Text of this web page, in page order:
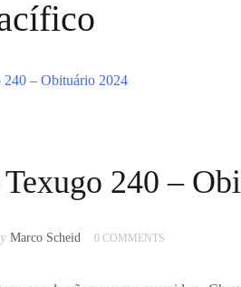
240 –
Marco Scheid 0 COMMENTS